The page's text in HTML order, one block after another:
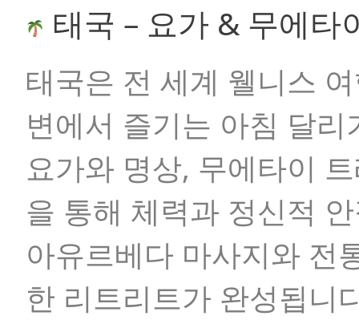
태국 – 요가 & 무에타
태국은 전 세계 웰니스
변에서 즐기는 아침 달리
요가와 명상, 무에타이
을 통해 체력과 정신적
아유르베다 마사지와 전
한 리트리트가 완성됩니